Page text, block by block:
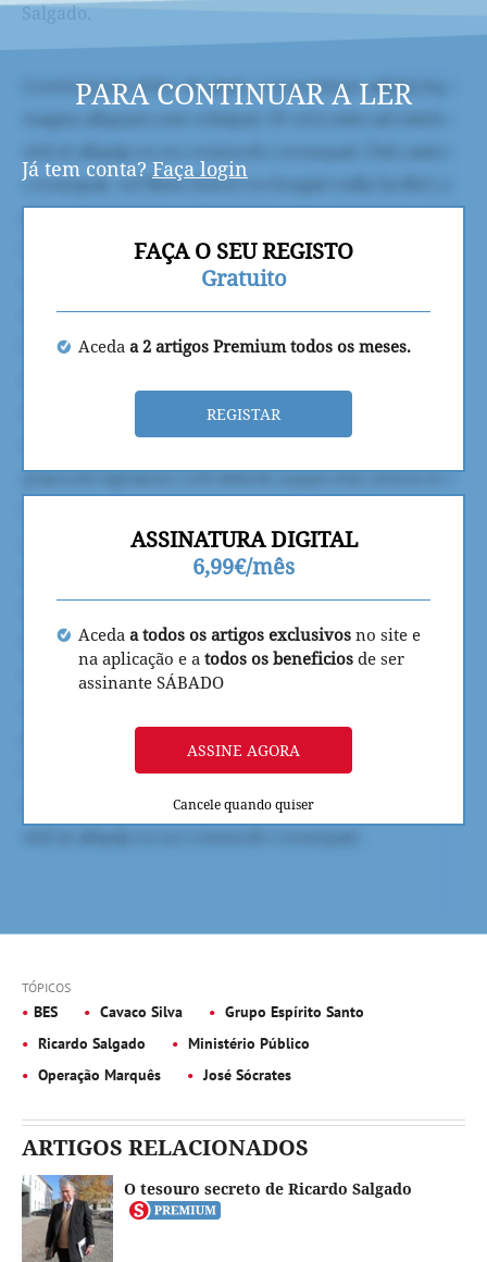
Salgado.
PARA CONTINUAR A LER
Já tem conta? Faça login
FAÇA O SEU REGISTO
Gratuito
Aceda a 2 artigos Premium todos os meses.
REGISTAR
ASSINATURA DIGITAL
6,99€/mês
Aceda a todos os artigos exclusivos no site e
na aplicação e a todos os beneficios de ser
assinante SÁBADO
ASSINE AGORA
Cancele quando quiser
TÓPICOS
BES Cavaco Silva
Grupo Espírito Santo
Ricardo Salgado
Ministério Público
Operação Marquês
José Sócrates
ARTIGOS RELACIONADOS
O tesouro secreto de Ricardo Salgado